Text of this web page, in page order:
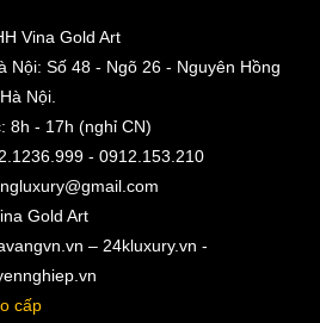
Vina Gold Art
Nội: Số 48 - Ngõ 26 - Nguyên Hồng
Nội.
8h - 17h (nghỉ CN)
- 0912.153.210
Gold Art
– 24kluxury.vn -
cấp